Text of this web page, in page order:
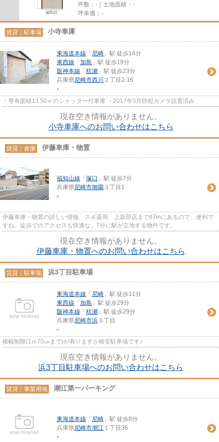
坪数：-｜土地面積：-
坪単価：-
賃貸｜駐車場 小寺車庫
東海道本線 「 尼崎 」駅 徒歩14分
東西線 「 加島 」駅 徒歩19分
阪神本線 「 杭瀬 」駅 徒歩23分
兵庫県尼崎市西川 ２丁目2-16
-
・専有面積13.50㎡のシャッター付車庫 ・2017年3月防犯カメラ設置済み
現在空き情報がありません。
小寺車庫へのお問い合わせはこちら
賃貸｜倉庫 伊藤車庫・物置
福知山線 「 塚口 」駅 徒歩7分
兵庫県尼崎市御園 ３丁目1
-
伊藤車庫・物置の詳しい情報。スギ薬局 上坂部店まで97mにあるので、便利で
すね。徒歩でのアクセスも快適な、7分に駅が立地する物件です。
現在空き情報がありません。
伊藤車庫・物置へのお問い合わせはこちら
賃貸｜駐車場 浜3丁目駐車場
東海道本線 「 尼崎 」駅 徒歩11分
東西線 「 加島 」駅 徒歩29分
阪神本線 「 杭瀬 」駅 徒歩29分
兵庫県尼崎市浜 ３丁目
-
横幅制限(1ｍ70㎝まで)が有りますが格安駐車場です♪
現在空き情報がありません。
浜3丁目駐車場へのお問い合わせはこちら
賃貸｜事業用地 潮江第一パーキング
東海道本線 「 尼崎 」駅 徒歩8分
兵庫県尼崎市潮江 １丁目36
-